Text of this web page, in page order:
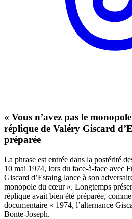
« Vous n’avez pas le
réplique de Valéry Giscard
préparée
La phrase est entrée dans la postérité
10 mai 1974, lors du face-à-face avec
Giscard d’Estaing lance à son
monopole du cœur ». Longtemps
réplique avait bien été préparée,
documentaire « 1974, l’alternance
Bonte-Joseph.